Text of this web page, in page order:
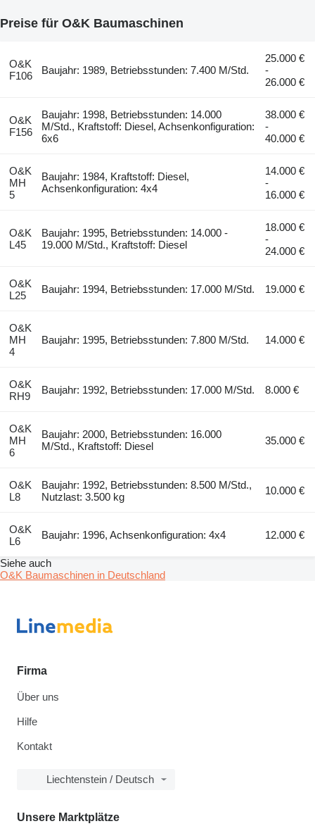
Preise für O&K Baumaschinen
O&K
F106
Baujahr: 1989, Betriebsstunden: 7.400 M/Std.
25.000 €
-
26.000 €
O&K
F156
Baujahr: 1998, Betriebsstunden: 14.000
M/Std., Kraftstoff: Diesel, Achsenkonfiguration:
6x6
38.000 €
-
40.000 €
O&K
MH
5
Baujahr: 1984, Kraftstoff: Diesel,
Achsenkonfiguration: 4x4
14.000 €
-
16.000 €
O&K
L45
Baujahr: 1995, Betriebsstunden: 14.000 -
19.000 M/Std., Kraftstoff: Diesel
18.000 €
-
24.000 €
O&K
L25
Baujahr: 1994, Betriebsstunden: 17.000 M/Std. 19.000 €
O&K
MH
4
Baujahr: 1995, Betriebsstunden: 7.800 M/Std. 14.000 €
O&K
RH9
Baujahr: 1992, Betriebsstunden: 17.000 M/Std. 8.000 €
O&K
MH
6
Baujahr: 2000, Betriebsstunden: 16.000
M/Std., Kraftstoff: Diesel
35.000 €
O&K
L8
Baujahr: 1992, Betriebsstunden: 8.500 M/Std.,
Nutzlast: 3.500 kg
10.000 €
O&K
L6
Baujahr: 1996, Achsenkonfiguration: 4x4 12.000 €
Siehe auch
O&K Baumaschinen in Deutschland
Firma
Über uns
Hilfe
Kontakt
Liechtenstein / Deutsch
Unsere Marktplätze